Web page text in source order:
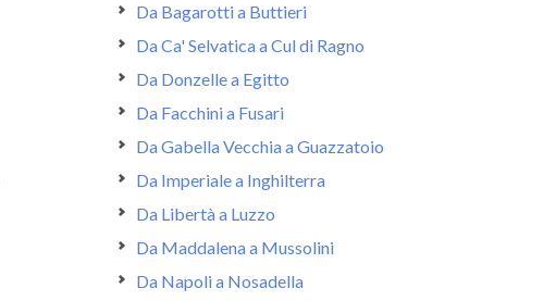
Da Bagarotti a Buttieri
Da Ca' Selvatica a Cul di Ragno
Da Donzelle a Egitto
Da Facchini a Fusari
Da Gabella Vecchia a Guazzatoio
Da Imperiale a Inghilterra
Da Libertà a Luzzo
Da Maddalena a Mussolini
Da Napoli a Nosadella